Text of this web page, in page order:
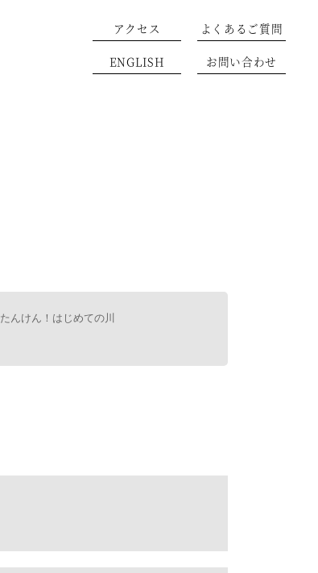
アクセス よくあるご質問
ENGLISH お問い合わせ
たんけん！はじめての川